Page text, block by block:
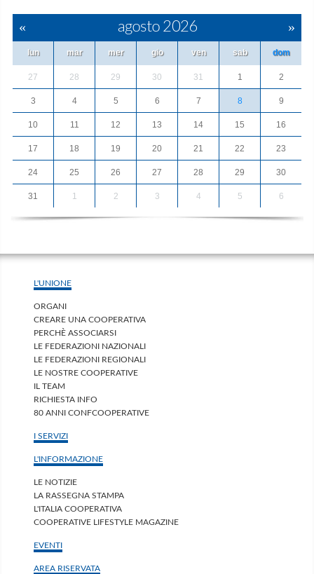
« agosto 2026 »
lun mar mer gio ven sab dom
27 28 29 30 31 1 2
3 4 5 6 7 8 9
10 11 12 13 14 15 16
17 18 19 20 21 22 23
24 25 26 27 28 29 30
31 1 2 3 4 5 6
L'UNIONE
ORGANI
CREARE UNA COOPERATIVA
PERCHÈ ASSOCIARSI
LE FEDERAZIONI NAZIONALI
LE FEDERAZIONI REGIONALI
LE NOSTRE COOPERATIVE
IL TEAM
RICHIESTA INFO
80 ANNI CONFCOOPERATIVE
I SERVIZI
L'INFORMAZIONE
LE NOTIZIE
LA RASSEGNA STAMPA
L'ITALIA COOPERATIVA
COOPERATIVE LIFESTYLE MAGAZINE
EVENTI
AREA RISERVATA